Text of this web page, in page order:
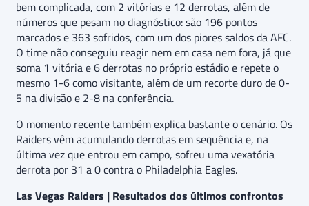
bem complicada, com 2 vitórias e 12 derrotas, além de
números que pesam no diagnóstico: são 196 pontos
marcados e 363 sofridos, com um dos piores saldos da AFC.
O time não conseguiu reagir nem em casa nem fora, já que
soma 1 vitória e 6 derrotas no próprio estádio e repete o
mesmo 1-6 como visitante, além de um recorte duro de 0-
5 na divisão e 2-8 na conferência.
O momento recente também explica bastante o cenário. Os
Raiders vêm acumulando derrotas em sequência e, na
última vez que entrou em campo, sofreu uma vexatória
derrota por 31 a 0 contra o Philadelphia Eagles.
Las Vegas Raiders | Resultados dos últimos confrontos